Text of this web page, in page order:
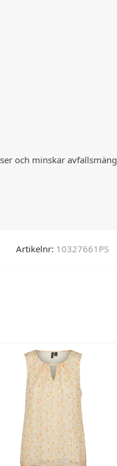
och minskar
Artikelnr: 10327661PS